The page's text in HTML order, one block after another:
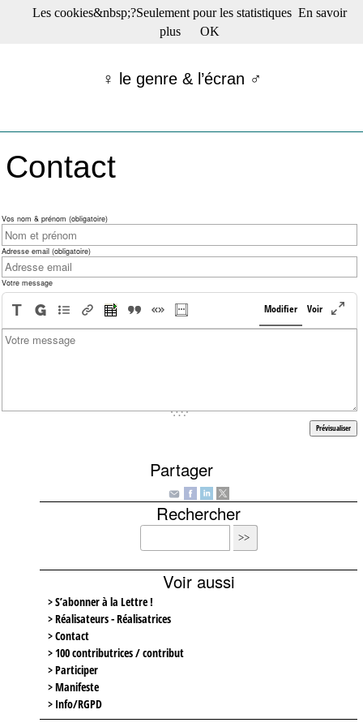
☰ Menu
Films récents
Tribunes
Actu : "La Nouvelle Vague"
S’abonner à la Lettre !
♀ le genre & l’écran ♂
Contact
Vos nom & prénom(obligatoire)
Adresse email(obligatoire)
Votre message
Voir
Modifier
Prévisualiser
Partager
Rechercher
Voir aussi
> S’abonner à la Lettre !
> Réalisateurs - Réalisatrices
> Contact
> 100 contributrices / contribut
> Participer
> Manifeste
> Info/RGPD
Les cookies&nbsp;?Seulement pour les statistiques En savoir
plus
OK